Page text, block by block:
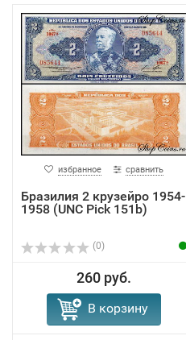
избранное сравнить
Бразилия 2 крузейро 1954-
1958 (UNC Pick 151b)
(0)
260 руб.
В корзину